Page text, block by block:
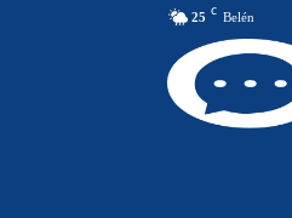
25 C Belén